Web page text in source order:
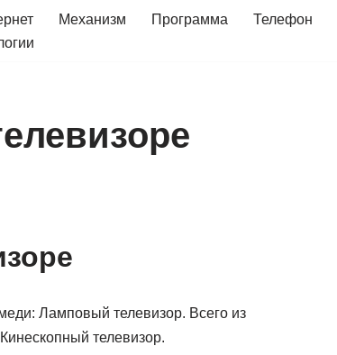
Механизм Программа Телефон
Ламповый телевизор. Всего из
телевизор.